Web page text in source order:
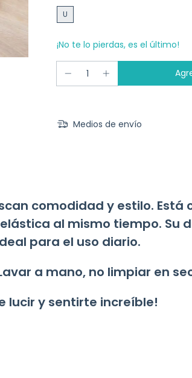
U
¡No te lo pierdas, es el último!
Medios de envío
comodidad y estilo. Está
al mismo tiempo. Su
para el uso diario.
a mano, no limpiar en
lucir y sentirte increíble!